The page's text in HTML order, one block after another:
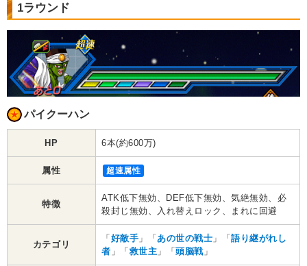
1ラウンド
パイクーハン
HP 6本(約600万)
属性 超速属性
特徴
ATK低下無効、DEF低下無効、気絶無効、必
殺封じ無効、入れ替えロック、まれに回避
カテゴリ
「好敵手 」「あの世の戦士 」「語り継がれし
者 」「救世主 」「頭脳戦 」